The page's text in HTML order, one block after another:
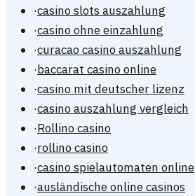
·casino slots auszahlung
·casino ohne einzahlung
·curacao casino auszahlung
·baccarat casino online
·casino mit deutscher lizenz
·casino auszahlung vergleich
·Rollino casino
·rollino casino
·casino spielautomaten online
·ausländische online casinos